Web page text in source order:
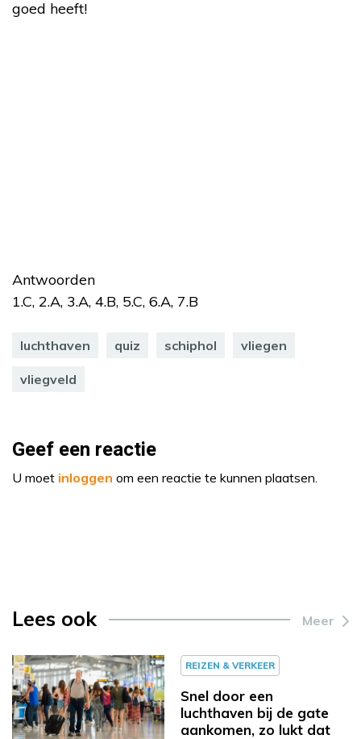
goed heeft!
Antwoorden
1.C, 2.A, 3.A, 4.B, 5.C, 6.A, 7.B
luchthaven quiz schiphol vliegen
vliegveld
Geef een reactie
U moet inloggen om een reactie te kunnen plaatsen.
Lees ook Meer
REIZEN & VERKEER
Snel door een
luchthaven bij de gate
aankomen, zo lukt dat